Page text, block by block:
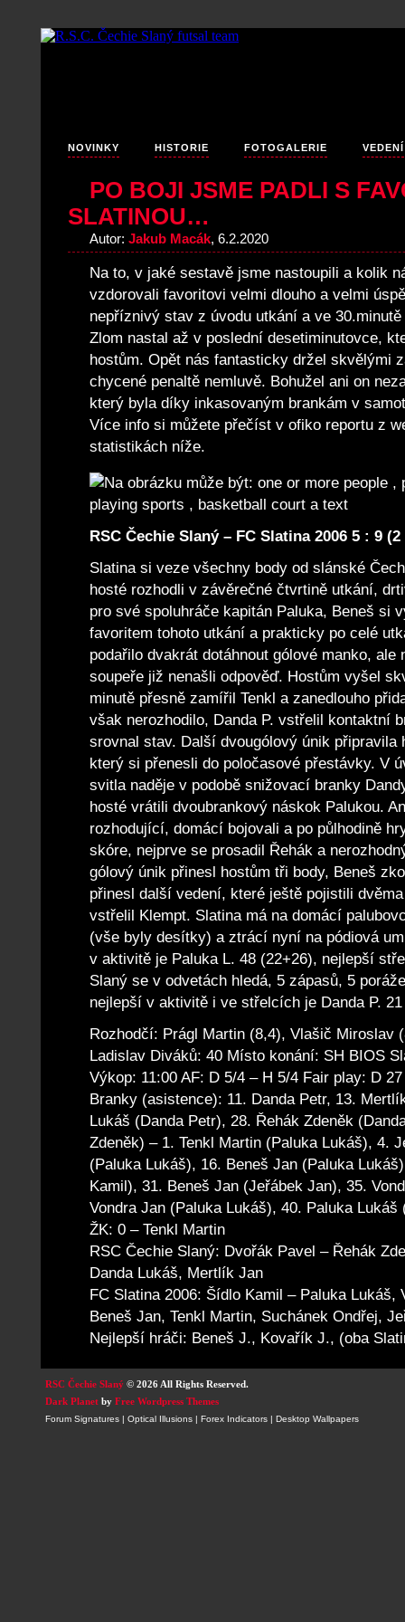
NOVINKY HISTORIE FOTOGALERIE VEDENÍ
PO BOJI JSME PADLI S
SLATINOU…
Autor: Jakub Macák, 6.2.2020
Na to, v jaké sestavě jsme nastoupili a kolik
vzdorovali favoritovi velmi dlouho a velmi
nepříznivý stav z úvodu utkání a ve
Zlom nastal až v poslední desetiminutovce,
hostům. Opět nás fantasticky držel skvělými
chycené penaltě nemluvě. Bohužel ani on
který byla díky inkasovaným brankám v
Více info si můžete přečíst v ofiko reportu z
statistikách níže.
RSC Čechie Slaný – FC Slatina 2006 5 : 9 (2
Slatina si veze všechny body od slánské
hosté rozhodli v závěrečné čtvrtině utkání,
pro své spoluhráče kapitán Paluka, Beneš si
favoritem tohoto utkání a prakticky po celé
podařilo dvakrát dotáhnout gólové manko,
soupeře již nenašli odpověď. Hostům vyšel
minutě přesně zamířil Tenkl a zanedlouho
však nerozhodilo, Danda P. vstřelil kontaktní
srovnal stav. Další dvougólový únik připravila
který si přenesli do poločasové přestávky. V
svitla naděje v podobě snižovací branky
hosté vrátili dvoubrankový náskok Palukou.
rozhodující, domácí bojovali a po půlhodině
skóre, nejprve se prosadil Řehák a
gólový únik přinesl hostům tři body, Beneš
přinesl další vedení, které ještě pojistili
vstřelil Klempt. Slatina má na domácí
(vše byly desítky) a ztrácí nyní na pódiová
v aktivitě je Paluka L. 48 (22+26), nejlepší
Slaný se v odvetách hledá, 5 zápasů, 5
nejlepší v aktivitě i ve střelcích je Danda P.
Rozhodčí: Prágl Martin (8,4), Vlašič Miroslav
Ladislav Diváků: 40 Místo konání: SH BIOS
Výkop: 11:00 AF: D 5/4 – H 5/4 Fair play: D
Branky (asistence): 11. Danda Petr, 13.
Lukáš (Danda Petr), 28. Řehák Zdeněk
Zdeněk) – 1. Tenkl Martin (Paluka Lukáš), 4.
(Paluka Lukáš), 16. Beneš Jan (Paluka
Kamil), 31. Beneš Jan (Jeřábek Jan), 35.
Vondra Jan (Paluka Lukáš), 40. Paluka Lukáš
ŽK: 0 – Tenkl Martin
RSC Čechie Slaný: Dvořák Pavel – Řehák
Danda Lukáš, Mertlík Jan
FC Slatina 2006: Šídlo Kamil – Paluka Lukáš,
Beneš Jan, Tenkl Martin, Suchánek Ondřej,
Nejlepší hráči: Beneš J., Kovařík J., (oba
RSC Čechie Slaný © 2026 All Rights Reserved.
Dark Planet by Free Wordpress Themes
Forum Signatures | Optical Illusions | Forex Indicators | Desktop Wallpapers